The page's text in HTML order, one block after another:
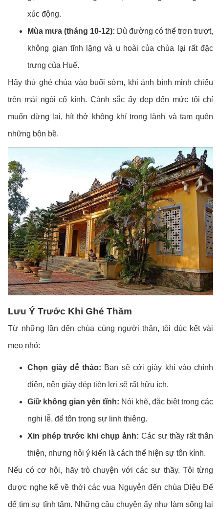
xúc động.
Mùa mưa (tháng 10-12): Dù đường có thể trơn trượt,
không gian tĩnh lặng và u hoài của chùa lại rất đặc
trưng của Huế.
Hãy thử ghé chùa vào buổi sớm, khi ánh bình minh chiếu
trên mái ngói cổ kính. Cảnh sắc ấy đẹp đến mức tôi chỉ
muốn dừng lại, hít thở không khí trong lành và tạm quên
những bộn bề.
Lưu Ý Trước Khi Ghé Thăm
Từ những lần đến chùa cùng người thân, tôi đúc kết vài
mẹo nhỏ:
Chọn giày dễ tháo: Bạn sẽ cởi giày khi vào chính
điện, nên giày dép tiện lợi sẽ rất hữu ích.
Giữ không gian yên tĩnh: Nói khẽ, đặc biệt trong các
nghi lễ, để tôn trọng sự linh thiêng.
Xin phép trước khi chụp ảnh: Các sư thầy rất thân
thiện, nhưng hỏi ý kiến là cách thể hiện sự tôn kính.
Nếu có cơ hội, hãy trò chuyện với các sư thầy. Tôi từng
được nghe kể về thời các vua Nguyễn đến chùa Diệu Đế
để tìm sự tĩnh tâm. Những câu chuyện ấy như làm sống lại